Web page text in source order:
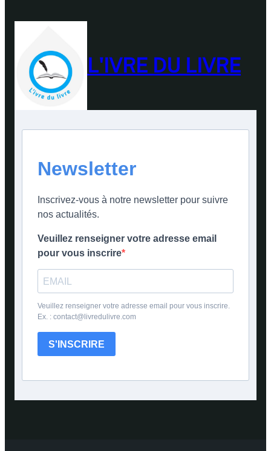
L'IVRE DU LIVRE
Newsletter
Inscrivez-vous à notre newsletter pour suivre
nos actualités.
Veuillez renseigner votre adresse email
pour vous inscrire
Veuillez renseigner votre adresse email pour vous inscrire.
Ex. : contact@livredulivre.com
S'INSCRIRE